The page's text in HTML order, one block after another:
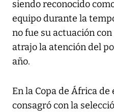
siendo reconocido
equipo durante la
no fue su actuación
atrajo la atención del
año.
En la Copa de África de
consagró con la